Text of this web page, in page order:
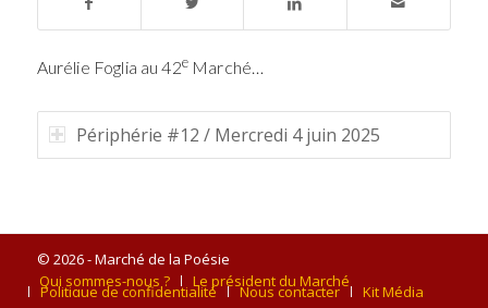
Aurélie Foglia au 42eMarché…
Périphérie #12 / Mercredi 4 juin 2025
© 2026 - Marché de la Poésie
Qui sommes-nous ?
Le président du Marché
Politique de confidentialité Nous contacter Kit Média